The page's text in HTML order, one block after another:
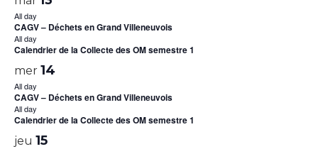
All day
CAGV – Déchets en Grand Villeneuvois
All day
Calendrier de la Collecte des OM semestre 1
mer 14
All day
CAGV – Déchets en Grand Villeneuvois
All day
Calendrier de la Collecte des OM semestre 1
jeu 15